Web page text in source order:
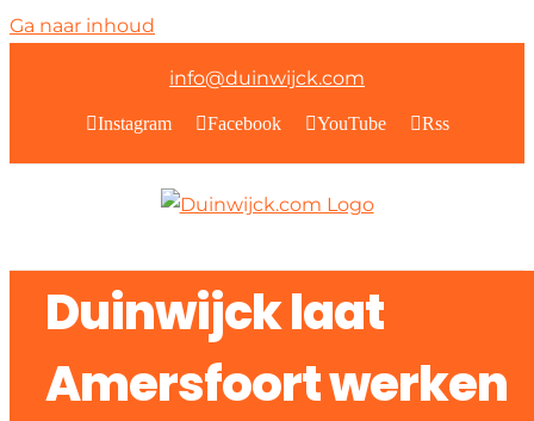
Ga naar inhoud
info@duinwijck.com
Instagram Facebook YouTube Rss
Duinwijck laat
Amersfoort werken